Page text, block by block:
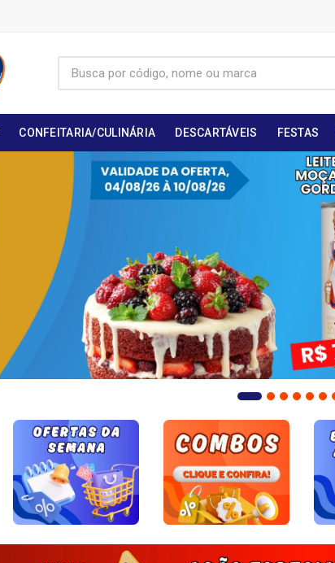
CONFEITARIA/CULINÁRIA DESCARTÁVEIS FESTAS